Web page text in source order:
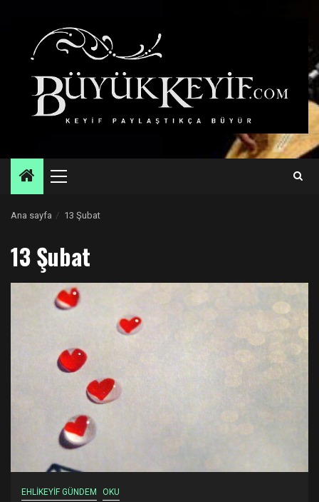
Primary
Ana sayfa 13 Şubat
13 Şubat
EHLİKEYİF GÜNDEM OKU